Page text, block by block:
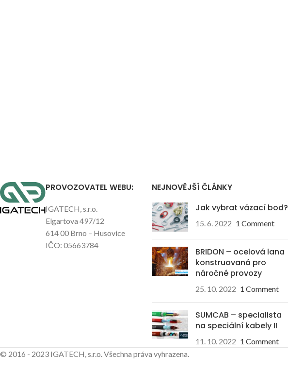
PROVOZOVATEL WEBU:
IGATECH, s.r.o.
Elgartova 497/12
614 00 Brno – Husovice
IČO: 05663784
NEJNOVĚJŠÍ ČLÁNKY
Jak vybrat vázací bod?
15. 6. 2022 1 Comment
BRIDON – ocelová lana
konstruovaná pro
náročné provozy
25. 10. 2022 1 Comment
SUMCAB – specialista
na speciální kabely II
11. 10. 2022 1 Comment
© 2016 - 2023 IGATECH, s.r.o. Všechna práva vyhrazena.